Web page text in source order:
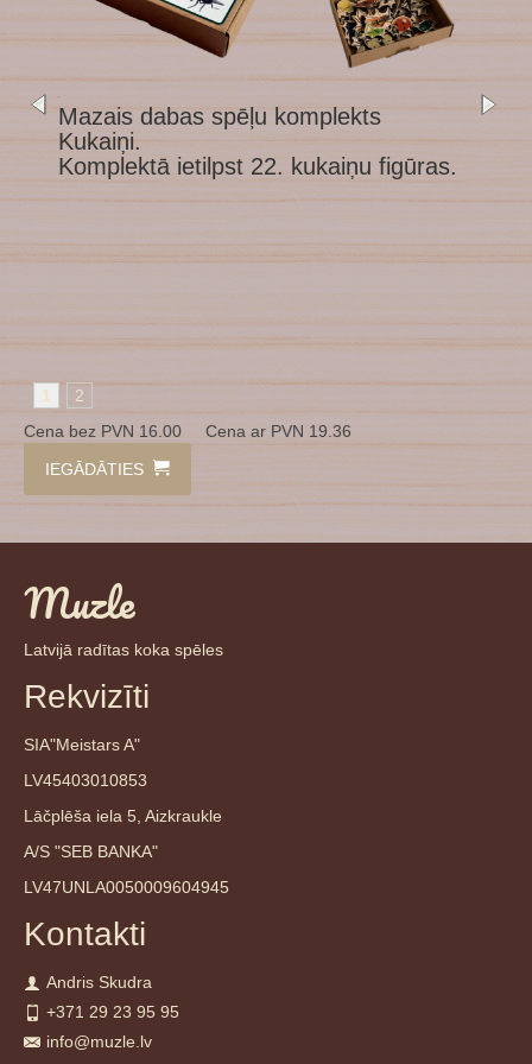
Mazais dabas spēļu komplekts
Kukaiņi.
Komplektā ietilpst 22. kukaiņu figūras.
1
2
Cena bez PVN 16.00 Cena ar PVN 19.36
IEGĀDĀTIES
Muzle
Latvijā radītas koka spēles
Rekvizīti
SIA"Meistars A"
LV45403010853
Lāčplēša iela 5, Aizkraukle
A/S "SEB BANKA"
LV47UNLA0050009604945
Kontakti
Andris Skudra
+371 29 23 95 95
info@muzle.lv